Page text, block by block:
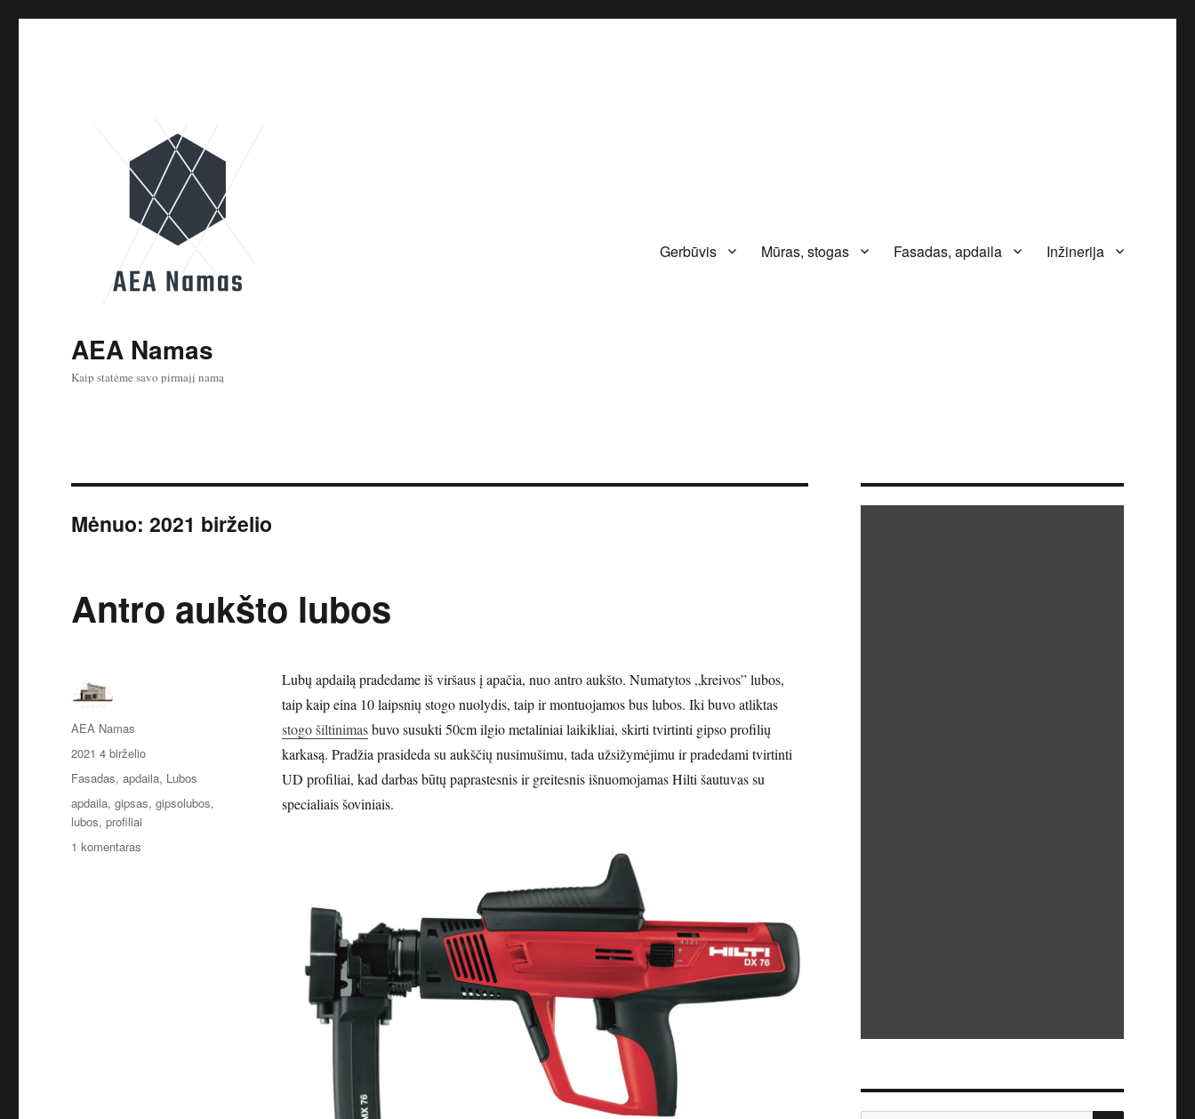
AEA Namas
Kaip statėme savo pirmajį namą
Gerbūvis Mūras, stogas Fasadas, apdaila Inžinerija
Mėnuo:2021 birželio
Antro aukšto lubos
Lubų apdailą pradedame iš viršaus į apačia, nuo antro aukšto. Numatytos „kreivos” lubos,
taip kaip eina 10 laipsnių stogo nuolydis, taip ir montuojamos bus lubos. Iki buvo atliktas
stogo šiltinimasbuvo susukti 50cm ilgio metaliniai laikikliai, skirti tvirtinti gipso profilių
karkasą. Pradžia prasideda su aukščių nusimušimu, tada užsižymėjimu ir pradedami tvirtinti
UD profiliai, kad darbas būtų paprastesnis ir greitesnis išnuomojamas Hilti šautuvas su
specialiais šoviniais.
Autorius
AEA Namas
Paskelbta
2021 4 birželio
Kategorijos
Fasadas, apdaila, Lubos
Žymos
apdaila,gipsas,gipsolubos,
lubos,profiliai
1 komentaras